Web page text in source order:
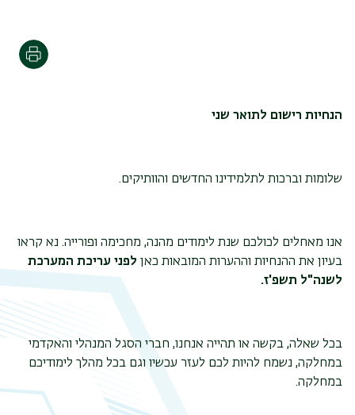
הנחיות רישום לתואר שני
שלומות וברכות לתלמידינו החדשים והוותיקים.
אנו מאחלים לכולכם שנת לימודים מהנה, מחכימה ופורייה. נא קראו
בעיון את ההנחיות וההערות המובאות כאן לפני עריכת המערכת
לשנה"ל תשפ'ז.
בכל שאלה, בקשה או תהייה אנחנו, חברי הסגל המנהלי והאקדמי
במחלקה, נשמח להיות לכם לעזר עכשיו וגם בכל מהלך לימודיכם
במחלקה.